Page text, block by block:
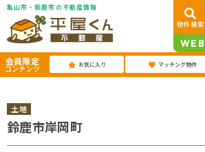
亀山市・鈴鹿市の不動産情報
物件検索
WEB
会員限定
コンテンツ お気に入り マッチング物件
土地
鈴鹿市岸岡町